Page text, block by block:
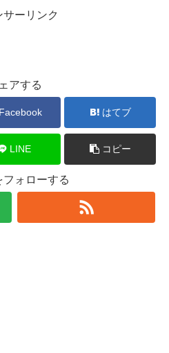
サーリンク
アする
Facebook はてブ
LINE コピー
フォローする